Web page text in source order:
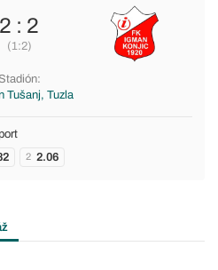
2 : 2
(1:2)
Tušanj, Tuzla
2 2.06